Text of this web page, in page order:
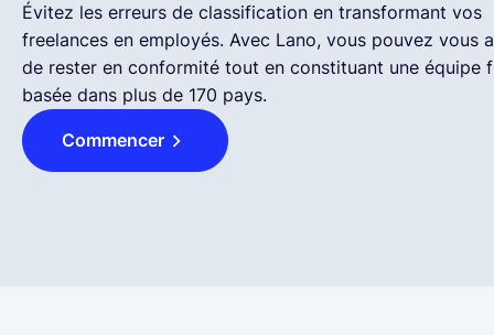
Ressources
Compagnie
Évitez les erreurs de classification en transformant vos
freelances en employés. Avec Lano, vous pouvez vous
de rester en conformité tout en constituant une équipe
basée dans plus de 170 pays.
Commencer